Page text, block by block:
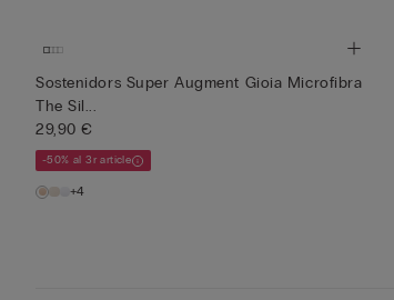
Sostenidors Super Augment Gioia Microfibra
The Sil...
29,90 €
-50% al 3r article
+4